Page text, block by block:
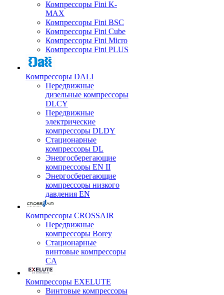
Компрессоры Fini K-
MAX
Компрессоры Fini BSC
Компрессоры Fini Cube
Компрессоры Fini Micro
Компрессоры Fini PLUS
Компрессоры DALI
Передвижные
дизельные компрессоры
DLCY
Передвижные
электрические
компрессоры DLDY
Стационарные
компрессоры DL
Энергосберегающие
компрессоры EN II
Энергосберегающие
компрессоры низкого
давления EN
Компрессоры CROSSAIR
Передвижные
компрессоры Borey
Стационарные
винтовые компрессоры
CA
Компрессоры EXELUTE
Винтовые компрессоры